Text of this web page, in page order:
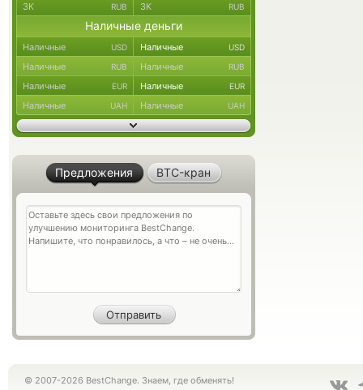
ЗК RUB ЗК RUB
Наличные деньги
Наличные USD Наличные USD
Наличные RUB Наличные RUB
Наличные EUR Наличные EUR
Наличные UAH Наличные UAH
Предложения BTC-кран
© 2007-2026 BestChange. Знаем, где обменять!